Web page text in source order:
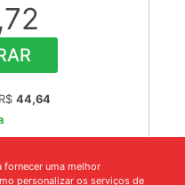
44,64
fornecer uma melhor
personalizar os serviços de